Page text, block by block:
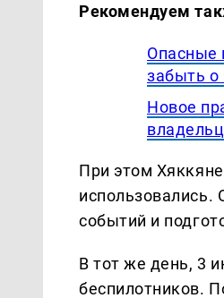
Рекомендуем
Опасные
забыть о
Новое
При этом
использовались.
событий и
В тот же день, 3
беспилотников.